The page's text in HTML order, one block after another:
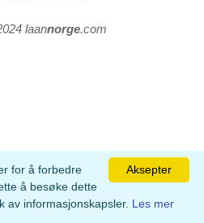
laannorge.com
Aksepter
for å forbedre
å besøke dette
av informasjonskapsler. Les mer